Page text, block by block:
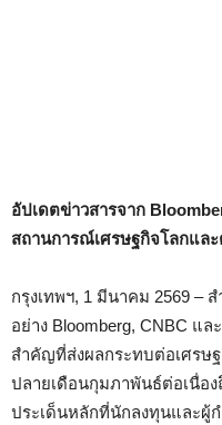
อัปเดตข่าวสารจาก
สถานการณ์เศรษฐกิจโลกและ
กรุงเทพฯ, 1 มีนาคม 2569 –
อย่าง Bloomberg, CNBC แ
สำคัญที่ส่งผลกระทบต่อเศรษ
ปลายเดือนกุมภาพันธ์ต่อเนื่อ
ประเด็นหลักที่นักลงทุนและผู้